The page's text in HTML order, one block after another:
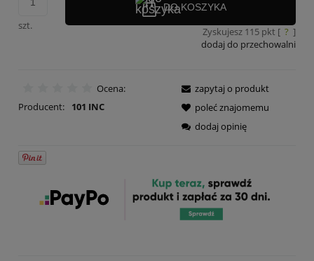
szt.
DO KOSZYKA
Zyskujesz 115pkt [ ? ]
dodaj do przechowalni
Ocena:
Producent:
101 INC
zapytaj o produkt
poleć znajomemu
dodaj opinię